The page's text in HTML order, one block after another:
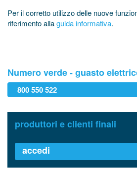
Per il corretto utilizzo delle nuove
riferimento allaguida informativa.
Numero verde - guasto
800 550 522
produttori e clienti finali
accedi